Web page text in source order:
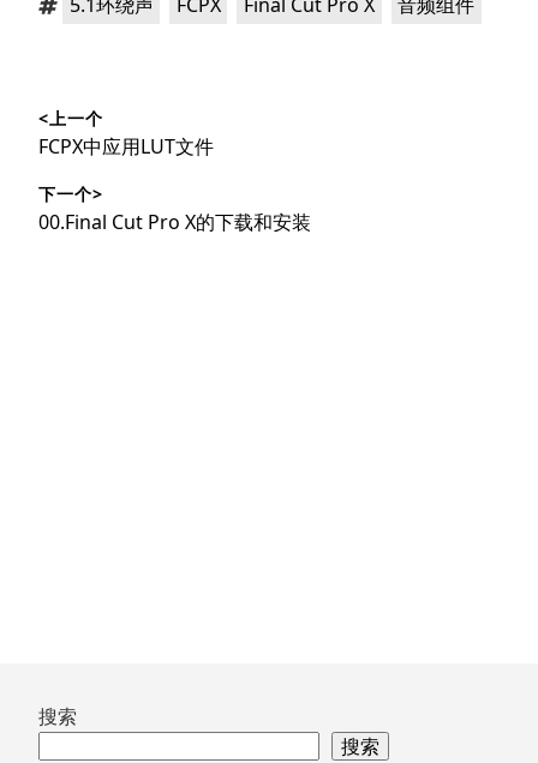
章
导
航
<上一个
上
文
章：
FCPX中应用LUT文件
下一个>
下
00.Final Cut Pro X的下载和安装
跳
搜索
搜索